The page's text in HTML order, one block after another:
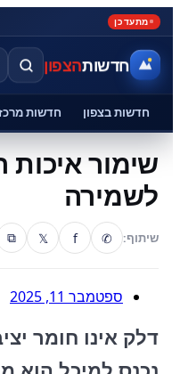
מתעדכן
חדשותהצפון
חדשות בצפון חדשות
שימור איכות
לשמירה
שיתוף: ✆
f
𝕏
⧉
ספטמבר 11, 2025
דלק אינו חומר